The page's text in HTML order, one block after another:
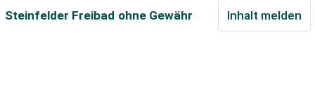
Steinfelder Freibad ohne Gewähr Inhalt melden